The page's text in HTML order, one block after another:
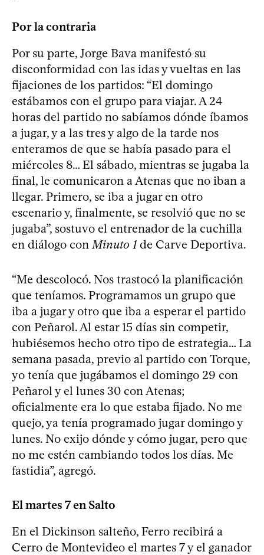
Por la contraria
Por su parte, Jorge Bava manifestó su
disconformidad con las idas y vueltas en las
fijaciones de los partidos: “El domingo
estábamos con el grupo para viajar. A 24
horas del partido no sabíamos dónde íbamos
a jugar, y a las tres y algo de la tarde nos
enteramos de que se había pasado para el
miércoles 8… El sábado, mientras se jugaba la
final, le comunicaron a Atenas que no iban a
llegar. Primero, se iba a jugar en otro
escenario y, finalmente, se resolvió que no se
jugaba”, sostuvo el entrenador de la cuchilla
en diálogo con Minuto 1 de Carve Deportiva.
“Me descolocó. Nos trastocó la planificación
que teníamos. Programamos un grupo que
iba a jugar y otro que iba a esperar el partido
con Peñarol. Al estar 15 días sin competir,
hubiésemos hecho otro tipo de estrategia… La
semana pasada, previo al partido con Torque,
yo tenía que jugábamos el domingo 29 con
Peñarol y el lunes 30 con Atenas;
oficialmente era lo que estaba fijado. No me
quejo, ya tenía programado jugar domingo y
lunes. No exijo dónde y cómo jugar, pero que
no me estén cambiando todos los días. Me
fastidia”, agregó.
El martes 7 en Salto
En el Dickinson salteño, Ferro recibirá a
Cerro de Montevideo el martes 7 y el ganador